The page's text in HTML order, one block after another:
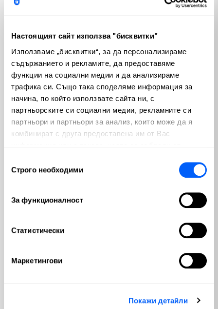
Настоящият сайт използва "бисквитки"
Използваме „бисквитки“, за да персонализираме
съдържанието и рекламите, да предоставяме
функции на социални медии и да анализираме
трафика си. Също така споделяме информация за
начина, по който използвате сайта ни, с
партньорските си социални медии, рекламните си
партньори и партньори за анализ, които може да я
комбинират с друга предоставена им от Вас
наСтрого необходими
За функционалност
Статистически
Маркетингови
Покажи детайли
с добри финансови резултати и значителни външни
предстои потенциално неравен път, нейният ангажимент
към стойността за акционерите, оперативните подобрения и
дългосрочния технологичен напредък предполага
стратегически подход за преодоляване на тези
несигурности. Инвеститорите ще наблюдават отблизо
способността на компанията да смекчи насрещните
ветрове и да изпълни амбициозните си планове за растеж
през следващите години.